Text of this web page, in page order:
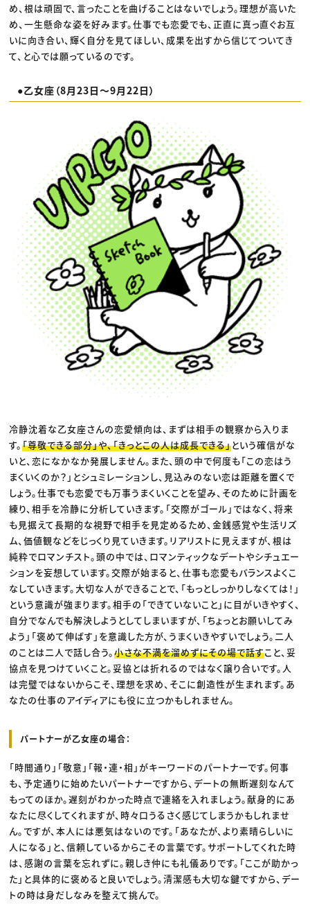
め、根は頑固で、言ったことを曲げることはないでしょう。理想が高いた
め、一生懸命な姿を好みます。仕事でも恋愛でも、正直に真っ直ぐお互
いに向き合い、輝く自分を見てほしい、成果を出すから信じてついてき
て、と心では願っているのです。
●乙女座（8月23日〜9月22日）
冷静沈着な乙女座さんの恋愛傾向は、まずは相手の観察から入りま
す。「尊敬できる部分」や、「きっとこの人は成長できる」という確信がな
いと、恋になかなか発展しません。また、頭の中で何度も「この恋はう
まくいくのか？」とシュミレーションし、見込みのない恋は距離を置くで
しょう。仕事でも恋愛でも万事うまくいくことを望み、そのために計画を
練り、相手を冷静に分析していきます。「交際がゴール」ではなく、将来
も見据えて長期的な視野で相手を見定めるため、金銭感覚や生活リズ
ム、価値観などをじっくり見ていきます。リアリストに見えますが、根は
純粋でロマンチスト。頭の中では、ロマンティックなデートやシチュエー
ションを妄想しています。交際が始まると、仕事も恋愛もバランスよくこ
なしていきます。大切な人ができることで、「もっとしっかりしなくては！」
という意識が強まります。相手の「できていないこと」に目がいきやすく、
自分でなんでも解決しようとしてしまいますが、「ちょっとお願いしてみ
よう」「褒めて伸ばす」を意識した方が、うまくいきやすいでしょう。二人
のことは二人で話し合う。小さな不満を溜めずにその場で話すこと、妥
協点を見つけていくこと。妥協とは折れるのではなく譲り合いです。人
は完璧ではないからこそ、理想を求め、そこに創造性が生まれます。あ
なたの仕事のアイディアにも役に立つかもしれません。
パートナーが乙女座の場合：
「時間通り」「敬意」「報・連・相」がキーワードのパートナーです。何事
も、予定通りに始めたいパートナーですから、デートの無断遅刻なんて
もってのほか。遅刻がわかった時点で連絡を入れましょう。献身的にあ
なたに尽くしてくれますが、時々口うるさく感じてしまうかもしれませ
ん。ですが、本人には悪気はないのです。「あなたが、より素晴らしいに
人になる」と、信頼しているからこその言葉です。サポートしてくれた時
は、感謝の言葉を忘れずに。親しき仲にも礼儀ありです。「ここが助かっ
た」と具体的に褒めると良いでしょう。清潔感も大切な鍵ですから、デー
トの時は身だしなみを整えて挑んで。